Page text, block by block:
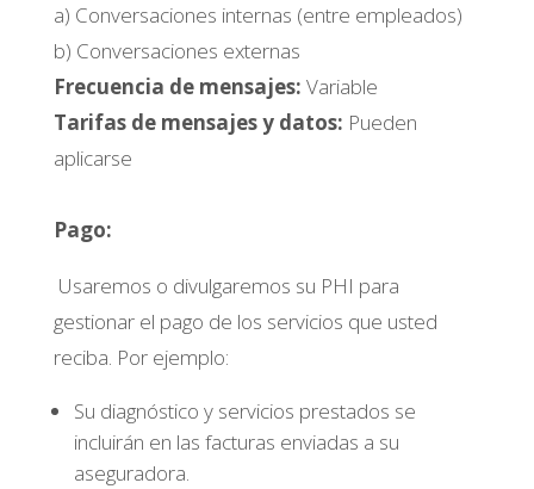
a) Conversaciones internas (entre empleados)
b) Conversaciones externas
Frecuencia de mensajes: Variable
Tarifas de mensajes y datos: Pueden
aplicarse
Pago:
Usaremos o divulgaremos su PHI para
gestionar el pago de los servicios que usted
reciba. Por ejemplo:
Su diagnóstico y servicios prestados se
incluirán en las facturas enviadas a su
aseguradora.